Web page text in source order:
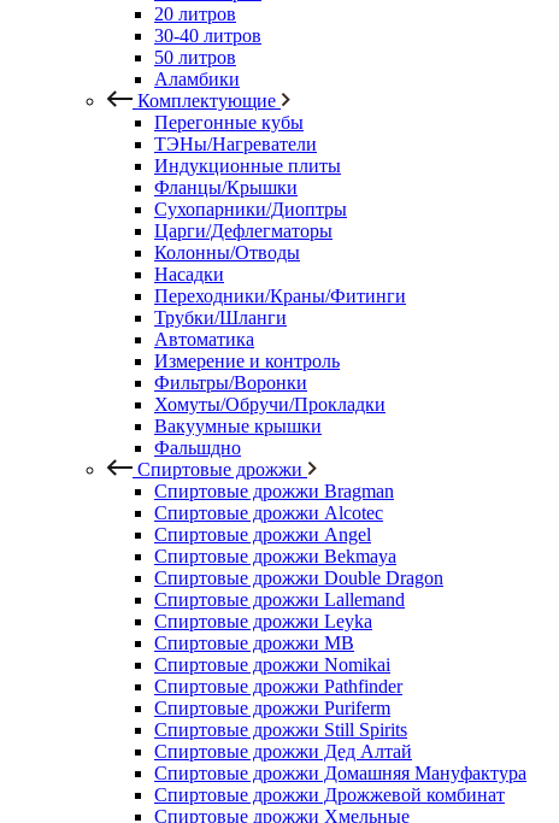
20 литров
30-40 литров
50 литров
Аламбики
Комплектующие
Перегонные кубы
ТЭНы/Нагреватели
Индукционные плиты
Фланцы/Крышки
Сухопарники/Диоптры
Царги/Дефлегматоры
Колонны/Отводы
Насадки
Переходники/Краны/Фитинги
Трубки/Шланги
Автоматика
Измерение и контроль
Фильтры/Воронки
Хомуты/Обручи/Прокладки
Вакуумные крышки
Фальшдно
Спиртовые дрожжи
Спиртовые дрожжи Bragman
Спиртовые дрожжи Alcotec
Спиртовые дрожжи Angel
Спиртовые дрожжи Bekmaya
Спиртовые дрожжи Double Dragon
Спиртовые дрожжи Lallemand
Спиртовые дрожжи Leyka
Спиртовые дрожжи MB
Спиртовые дрожжи Nomikai
Спиртовые дрожжи Pathfinder
Спиртовые дрожжи Puriferm
Спиртовые дрожжи Still Spirits
Спиртовые дрожжи Дед Алтай
Спиртовые дрожжи Домашняя Мануфактура
Спиртовые дрожжи Дрожжевой комбинат
Спиртовые дрожжи Хмельные